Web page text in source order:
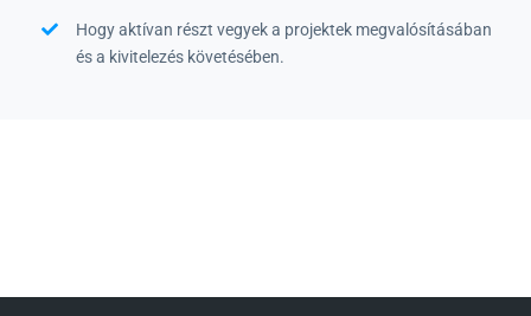
Hogy aktívan részt vegyek a projektek megvalósításában
és a kivitelezés követésében.